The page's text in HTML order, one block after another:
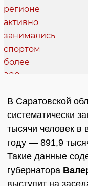
В Саратовской
систематически
тысячи человек в
году — 891,9
Такие данные
губернатора